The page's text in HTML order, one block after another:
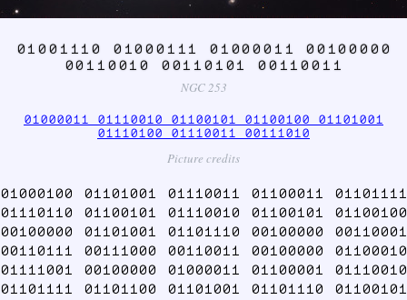
01001110 01000111 01000011 00100000
00110010 00110101 00110011
NGC 253
01000011 01110010 01100101 01100100 01101001
01110100 01110011 00111010
Picture credits
01000100 01101001 01110011 01100011 01101111
01110110 01100101 01110010 01100101 01100100
00100000 01101001 01101110 00100000 00110001
00110111 00111000 00110011 00100000 01100010
01111001 00100000 01000011 01100001 01110010
01101111 01101100 01101001 01101110 01100101